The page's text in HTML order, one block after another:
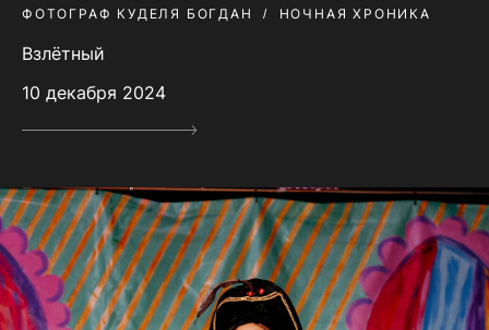
ФОТОГРАФ КУДЕЛЯ БОГДАН НОЧНАЯ ХРОНИКА
Взлётный
10 декабря 2024